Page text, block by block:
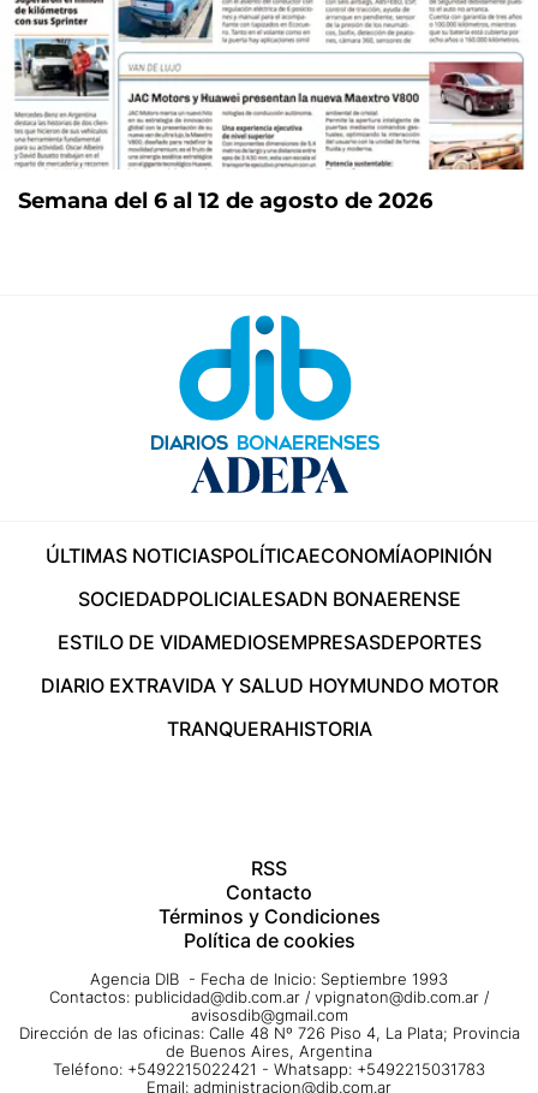
Semana del 6 al 12 de agosto de 2026
ÚLTIMAS NOTICIASPOLÍTICAECONOMÍAOPINIÓN
SOCIEDADPOLICIALESADN BONAERENSE
ESTILO DE VIDAMEDIOSEMPRESASDEPORTES
DIARIO EXTRAVIDA Y SALUD HOYMUNDO MOTOR
TRANQUERAHISTORIA
RSS
Contacto
Términos y Condiciones
Política de cookies
Agencia DIB - Fecha de Inicio: Septiembre 1993
Contactos: publicidad@dib.com.ar / vpignaton@dib.com.ar /
avisosdib@gmail.com
Dirección de las oficinas: Calle 48 Nº 726 Piso 4, La Plata; Provincia
de Buenos Aires, Argentina
Teléfono: +5492215022421 - Whatsapp: +5492215031783
Email: administracion@dib.com.ar